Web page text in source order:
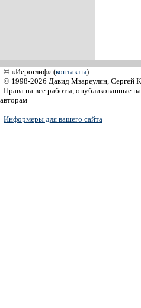
© «Иероглиф» (контакты)
© 1998-2026 Давид Мзареулян, Сергей
Права на все работы, опубликованные
авторам
Информеры для вашего сайта